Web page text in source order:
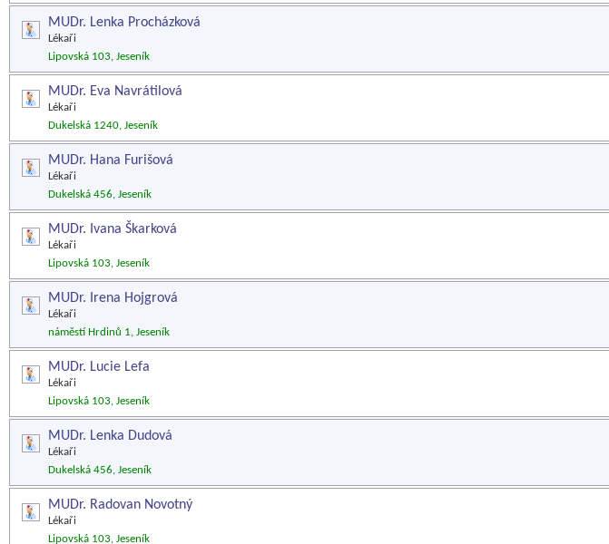
MUDr. Lenka Procházková
Lékaři
Lipovská 103, Jeseník
MUDr. Eva Navrátilová
Lékaři
Dukelská 1240, Jeseník
MUDr. Hana Furišová
Lékaři
Dukelská 456, Jeseník
MUDr. Ivana Škarková
Lékaři
Lipovská 103, Jeseník
MUDr. Irena Hojgrová
Lékaři
náměstí Hrdinů 1, Jeseník
MUDr. Lucie Lefa
Lékaři
Lipovská 103, Jeseník
MUDr. Lenka Dudová
Lékaři
Dukelská 456, Jeseník
MUDr. Radovan Novotný
Lékaři
Lipovská 103, Jeseník